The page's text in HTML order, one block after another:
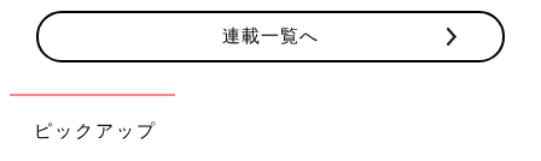
連載一覧へ
ピックアップ